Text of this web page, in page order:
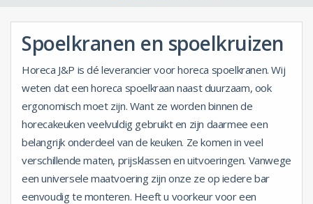
Spoelkranen en spoelkruizen
Horeca J&P is dé leverancier voor horeca spoelkranen. Wij
weten dat een horeca spoelkraan naast duurzaam, ook
ergonomisch moet zijn. Want ze worden binnen de
horecakeuken veelvuldig gebruikt en zijn daarmee een
belangrijk onderdeel van de keuken. Ze komen in veel
verschillende maten, prijsklassen en uitvoeringen. Vanwege
een universele maatvoering zijn onze ze op iedere bar
eenvoudig te monteren. Heeft u voorkeur voor een